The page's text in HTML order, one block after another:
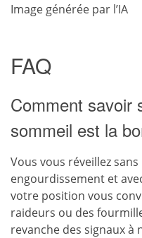
Image générée par l’IA
FAQ
Comment savoir
sommeil est la
Vous vous réveillez
engourdissement et
votre position vous
raideurs ou des
revanche des signaux à